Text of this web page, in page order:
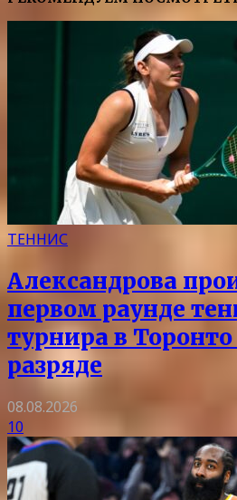
ТЕННИС
Александрова
первом раунде
турнира в
разряде
08.08.2026
10